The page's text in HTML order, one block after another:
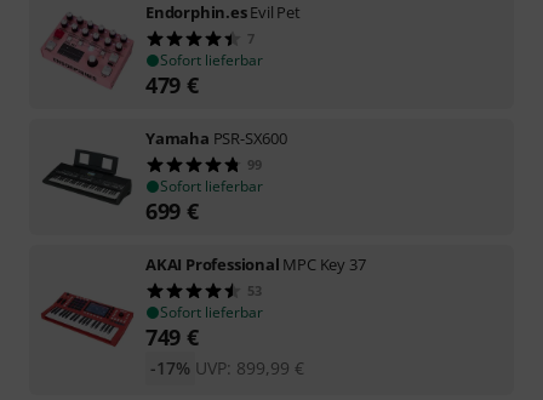
Endorphin.esEvil Pet
7
Sofort lieferbar
479 €
Yamaha PSR-SX600
99
Sofort lieferbar
699 €
AKAI Professional MPC Key 37
53
Sofort lieferbar
749 €
UVP: 899,99 €
-17%